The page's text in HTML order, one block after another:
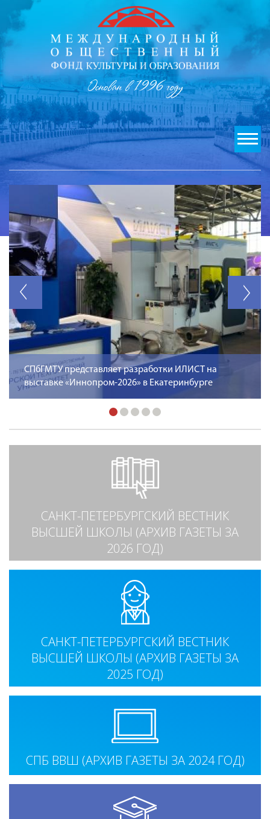
Основан в 1996 году
СПбГМТУ представляет разработки ИЛИСТ на
выставке «Иннопром-2026» в Екатеринбурге
САНКТ-ПЕТЕРБУРГСКИЙ ВЕСТНИК
ВЫСШЕЙ ШКОЛЫ (АРХИВ ГАЗЕТЫ ЗА
2026 ГОД)
САНКТ-ПЕТЕРБУРГСКИЙ ВЕСТНИК
ВЫСШЕЙ ШКОЛЫ (АРХИВ ГАЗЕТЫ ЗА
2025 ГОД)
СПБ ВВШ (АРХИВ ГАЗЕТЫ ЗА 2024 ГОД)